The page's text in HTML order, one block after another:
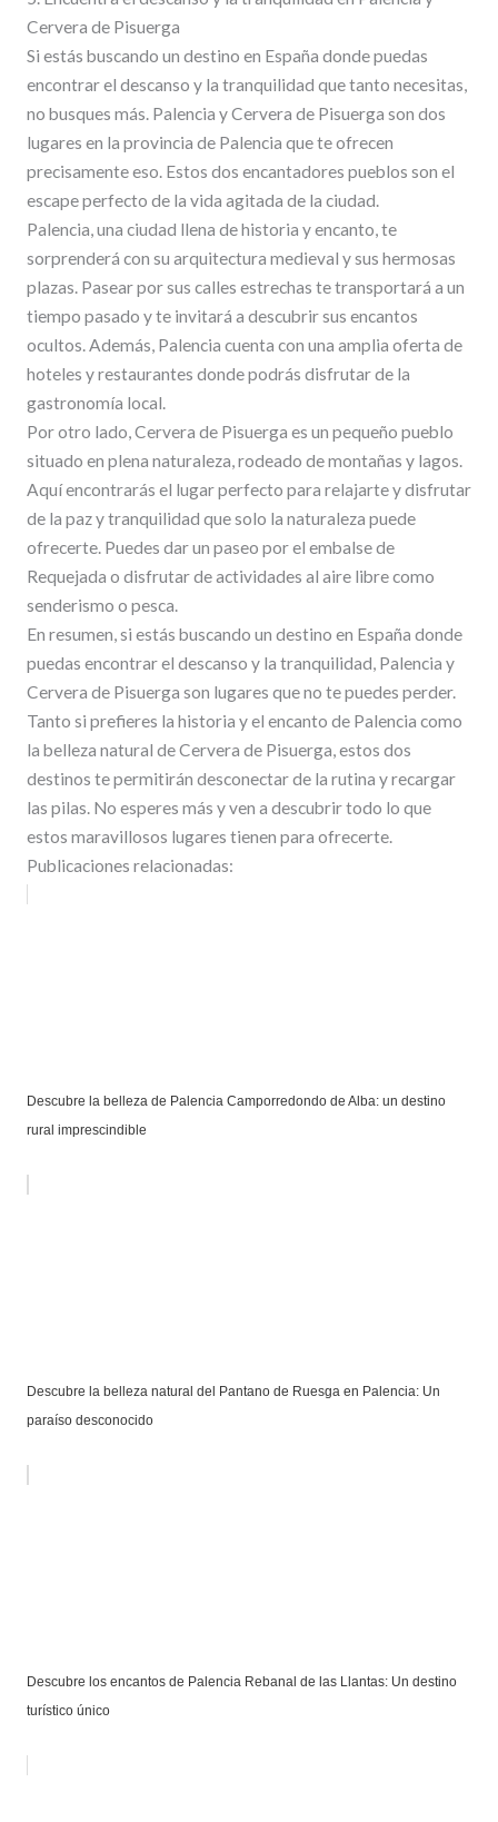
Cervera de Pisuerga
Si estás buscando un destino en España donde puedas
encontrar el descanso y la tranquilidad que tanto necesitas,
no busques más. Palencia y Cervera de Pisuerga son dos
lugares en la provincia de Palencia que te ofrecen
precisamente eso. Estos dos encantadores pueblos son el
escape perfecto de la vida agitada de la ciudad.
Palencia, una ciudad llena de historia y encanto, te
sorprenderá con su arquitectura medieval y sus hermosas
plazas. Pasear por sus calles estrechas te transportará a un
tiempo pasado y te invitará a descubrir sus encantos
ocultos. Además, Palencia cuenta con una amplia oferta de
hoteles y restaurantes donde podrás disfrutar de la
gastronomía local.
Por otro lado, Cervera de Pisuerga es un pequeño pueblo
situado en plena naturaleza, rodeado de montañas y lagos.
Aquí encontrarás el lugar perfecto para relajarte y disfrutar
de la paz y tranquilidad que solo la naturaleza puede
ofrecerte. Puedes dar un paseo por el embalse de
Requejada o disfrutar de actividades al aire libre como
senderismo o pesca.
En resumen, si estás buscando un destino en España donde
puedas encontrar el descanso y la tranquilidad, Palencia y
Cervera de Pisuerga son lugares que no te puedes perder.
Tanto si prefieres la historia y el encanto de Palencia como
la belleza natural de Cervera de Pisuerga, estos dos
destinos te permitirán desconectar de la rutina y recargar
las pilas. No esperes más y ven a descubrir todo lo que
estos maravillosos lugares tienen para ofrecerte.
Publicaciones relacionadas:
Descubre la belleza de Palencia Camporredondo de Alba: un destino
rural imprescindible
Descubre la belleza natural del Pantano de Ruesga en Palencia: Un
paraíso desconocido
Descubre los encantos de Palencia Rebanal de las Llantas: Un destino
turístico único